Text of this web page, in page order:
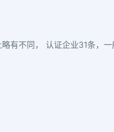
有不同， 认证企业31条，